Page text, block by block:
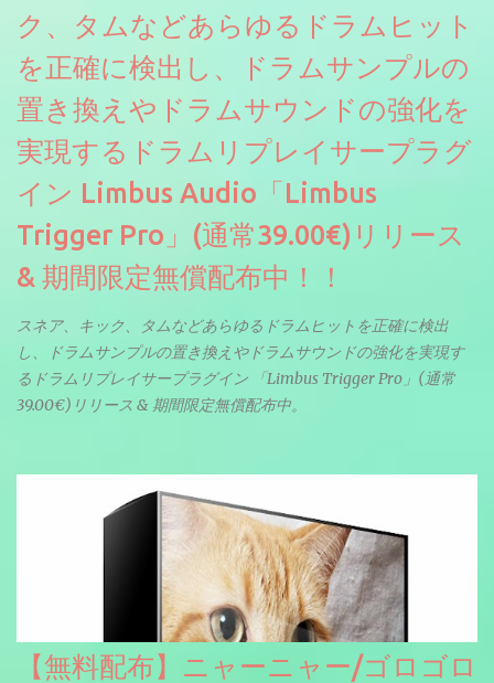
る音色が得られます。単に音量を変えただけの同じ音ではありま
せん。
ク、タムなどあらゆるドラムヒット
を正確に検出し、ドラムサンプルの
置き換えやドラムサウンドの強化を
実現するドラムリプレイサープラグ
イン Limbus Audio「Limbus
Trigger Pro」(通常39.00€)リリース
& 期間限定無償配布中！！
スネア、キック、タムなどあらゆるドラムヒットを正確に検出
し、ドラムサンプルの置き換えやドラムサウンドの強化を実現す
るドラムリプレイサープラグイン 「Limbus Trigger Pro」(通常
39.00€)リリース & 期間限定無償配布中。
【無料配布】ニャーニャー/ゴロゴロ